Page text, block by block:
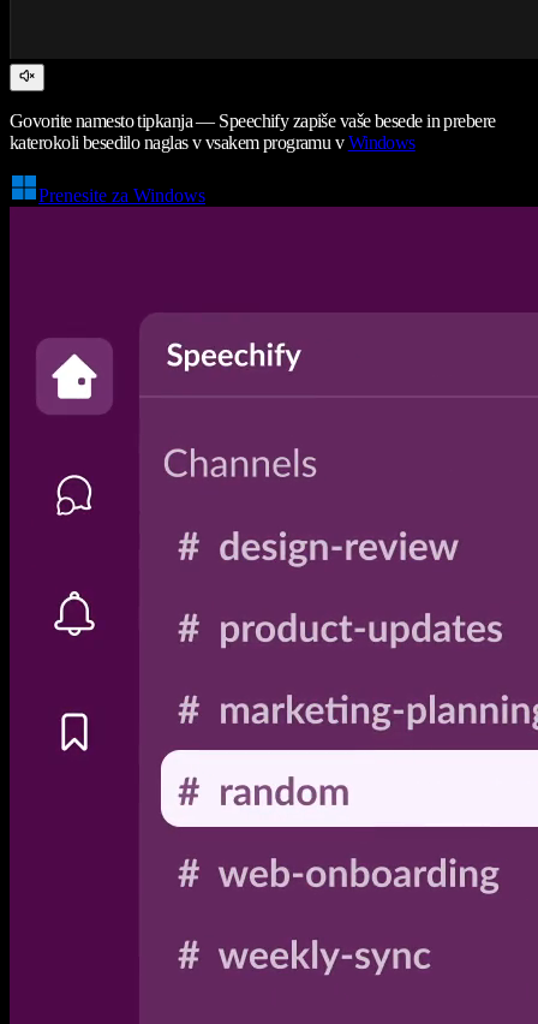
Govorite namesto tipkanja — Speechify zapiše vaše besede in prebere
katerokoli besedilo naglas v vsakem programu vWindows
Prenesite za Windows